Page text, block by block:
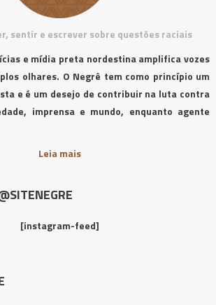
sentir e escrever sobre questões raciais
e mídia preta nordestina amplifica vozes
olhares. O Negrê tem como princípio um
e é um desejo de contribuir na luta contra
imprensa e mundo, enquanto agente
Leia mais
[instagram-feed]